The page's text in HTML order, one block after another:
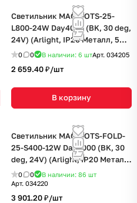
Светильник MAG-DOTS-25-
L800-24W Day4000 (BK, 30 deg,
24V) (Arlight, IP20 Металл, 5
лет)
0 0 В наличии: 6 штАрт. 034205
2 659.40 ₽/шт
В корзину
Светильник MAG-DOTS-FOLD-
25-S400-12W Day4000 (BK, 30
deg, 24V) (Arlight, IP20 Металл,
5 лет)
0 0 В наличии: 86 шт
Арт. 034220
3 901.20 ₽/шт